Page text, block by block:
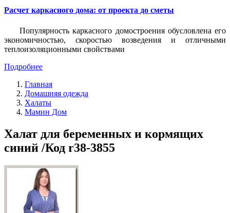
Расчет каркасного дома: от проекта до сметы
Популярность каркасного домостроения обусловлена его
экономичностью, скоростью возведения и отличными
теплоизоляционными свойствами
Подробнее
Главная
Домашняя одежда
Халаты
Мамин Дом
Халат для беременных и кормящих
синий /Код r38-3855